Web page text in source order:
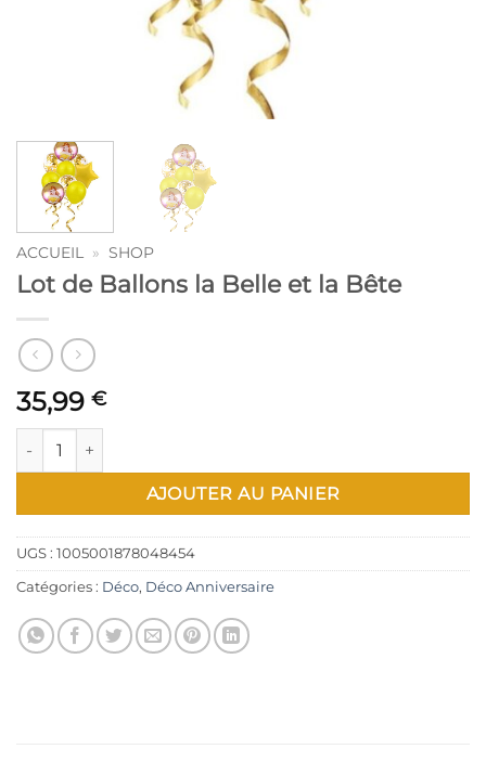
ACCUEIL » SHOP
Lot de Ballons la Belle et la Bête
35,99 €
quantité de Lot de Ballons la Belle et la Bête
AJOUTER AU PANIER
UGS : 1005001878048454
Catégories : Déco, Déco Anniversaire